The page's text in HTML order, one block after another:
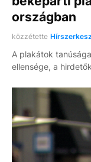
országban
közzétette
A plakátok
ellensége, a